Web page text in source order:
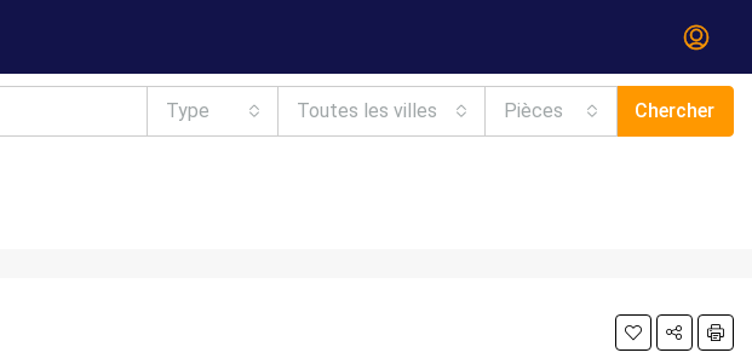
Type Toutes les villes Pièces Chercher